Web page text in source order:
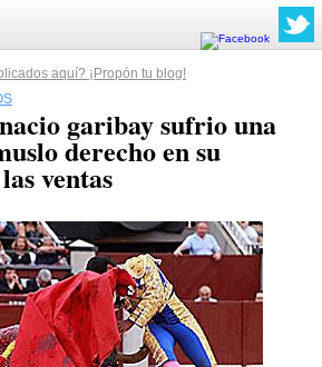
aquí? ¡Propón tu blog!
garibay sufrio una
derecho en su
ventas